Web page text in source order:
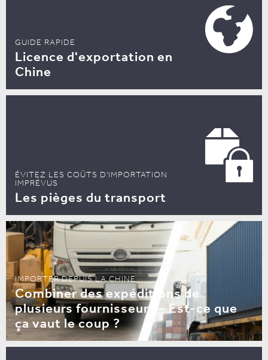
GUIDE RAPIDE
Licence d'exportation en
Chine
ÉVITEZ LES COÛTS D'IMPORTATION
IMPRÉVUS
Les pièges du transport
IMPORTER DEPUIS LA CHINE
Combiner des expéditions de
plusieurs fournisseurs – Est-ce que
ça vaut le coup ?